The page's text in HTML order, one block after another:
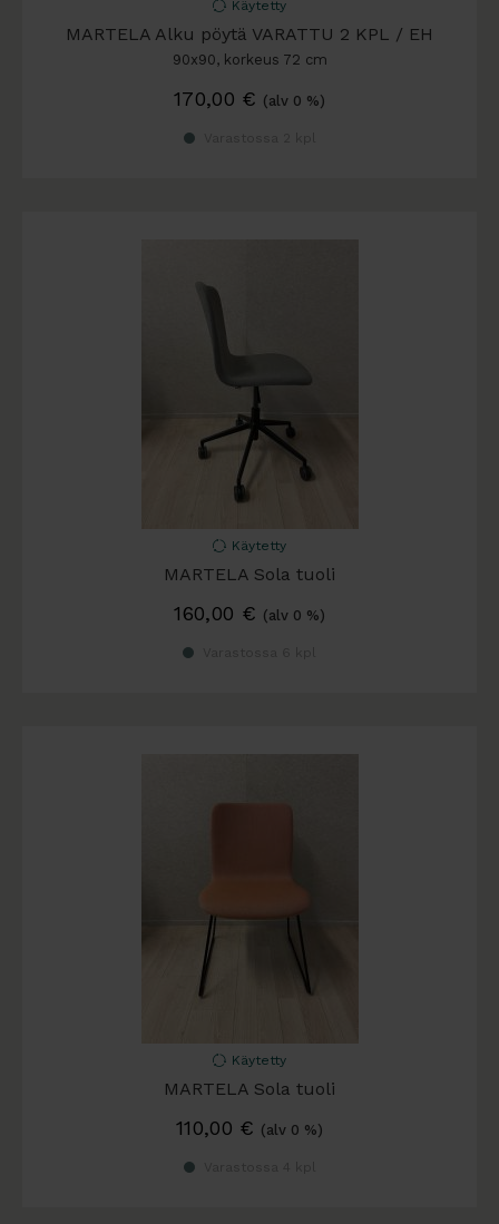
Käytetty
MARTELA Alku pöytä VARATTU 2 KPL / EH
90x90, korkeus 72 cm
170,00 € (alv 0 %)
Käytetty
MARTELA Sola tuoli
160,00 € (alv 0 %)
Käytetty
MARTELA Sola tuoli
110,00 € (alv 0 %)